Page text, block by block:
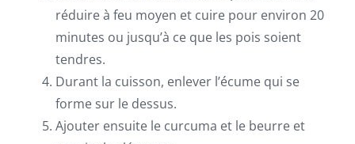
réduire à feu moyen et cuire pour environ 20
minutes ou jusqu’à ce que les pois soient
tendres.
Durant la cuisson, enlever l’écume qui se
forme sur le dessus.
Ajouter ensuite le curcuma et le beurre et